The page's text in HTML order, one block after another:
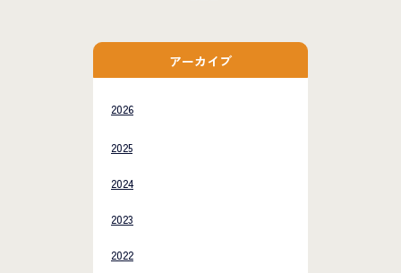
アーカイブ
2026
2025
2024
2023
2022